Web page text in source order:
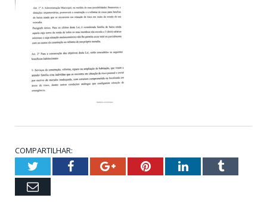
COMPARTILHAR:
TwitterFacebookGoogle+PinterestLinkedInTumblr
Email